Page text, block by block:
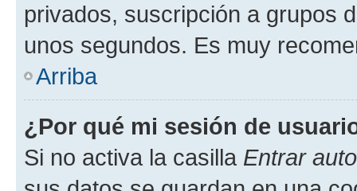
privados, suscripción a grupos
unos segundos. Es muy
Arriba
¿Por qué mi sesión de
Si no activa la casilla Entrar